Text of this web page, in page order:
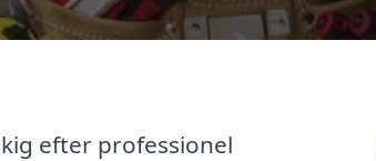
efter professionel